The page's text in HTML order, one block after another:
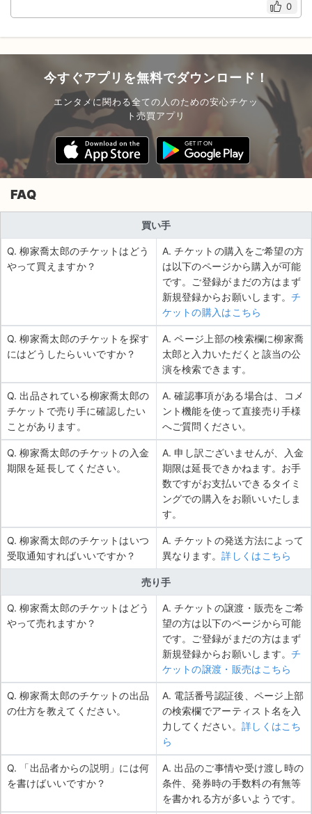
0
今すぐアプリを無料でダウンロード！
エンタメに関わる全ての人のための安心チケッ
ト売買アプリ
FAQ
買い手
Q. 柳家喬太郎のチケットはどう
やって買えますか？
A. チケットの購入をご希望の方
は以下のページから購入が可能
です。ご登録がまだの方はまず
新規登録からお願いします。チ
ケットの購入はこちら
Q. 柳家喬太郎のチケットを探す
にはどうしたらいいですか？
A. ページ上部の検索欄に柳家喬
太郎と入力いただくと該当の公
演を検索できます。
Q. 出品されている柳家喬太郎の
チケットで売り手に確認したい
ことがあります。
A. 確認事項がある場合は、コメ
ント機能を使って直接売り手様
へご質問ください。
Q. 柳家喬太郎のチケットの入金
期限を延長してください。
A. 申し訳ございませんが、入金
期限は延長できかねます。お手
数ですがお支払いできるタイミ
ングでの購入をお願いいたしま
す。
Q. 柳家喬太郎のチケットはいつ
受取通知すればいいですか？
A. チケットの発送方法によって
異なります。詳しくはこちら
売り手
Q. 柳家喬太郎のチケットはどう
やって売れますか？
A. チケットの譲渡・販売をご希
望の方は以下のページから可能
です。ご登録がまだの方はまず
新規登録からお願いします。チ
ケットの譲渡・販売はこちら
Q. 柳家喬太郎のチケットの出品
の仕方を教えてください。
A. 電話番号認証後、ページ上部
の検索欄でアーティスト名を入
力してください。 詳しくはこち
ら
Q. 「出品者からの説明」には何
を書けばいいですか？
A. 出品のご事情や受け渡し時の
条件、発券時の手数料の有無等
を書かれる方が多いようです。